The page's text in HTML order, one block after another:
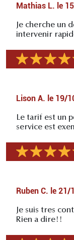
Mathias L. le
Je cherche un
intervenir
Lison A. le 19/
Le tarif est un
service est
Ruben C. le 21/
Je suis tres
Rien a dire!!